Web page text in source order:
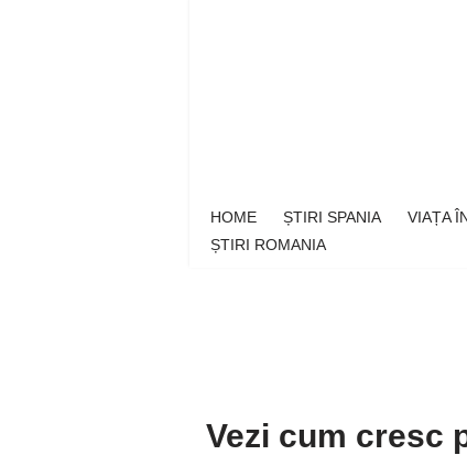
HOME ȘTIRI SPANIA VIAȚA
ȘTIRI ROMANIA
Vezi cum cresc